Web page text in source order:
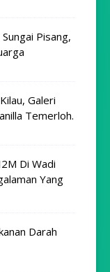
Pisang,
Galeri
Temerloh.
Di Wadi
Yang
Darah